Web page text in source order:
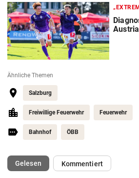
Ähnliche Themen
Salzburg
Freiwillige Feuerwehr Feuerwehr
Bahnhof ÖBB
Gelesen(ausgewählt)Kommentiert